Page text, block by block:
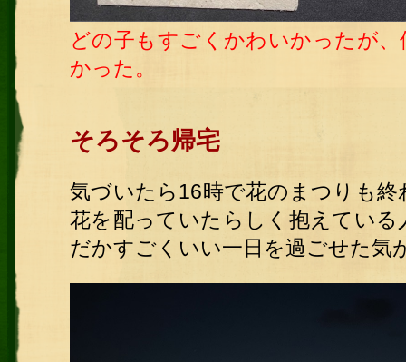
どの子もすごくかわいかったが
かった。
そろそろ帰宅
気づいたら16時で花のまつりも
花を配っていたらしく抱えてい
だかすごくいい一日を過ごせた気